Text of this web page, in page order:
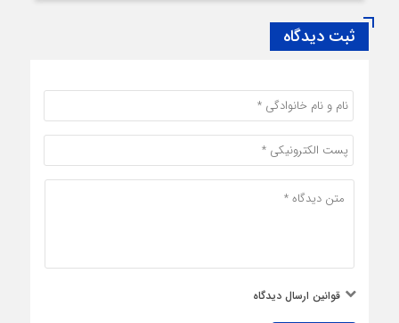
ثبت دیدگاه
قوانین ارسال دیدگاه